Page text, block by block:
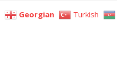
Georgian Turkish